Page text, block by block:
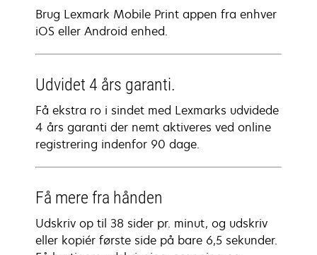
Brug Lexmark Mobile Print appen fra enhver
iOS eller Android enhed.
Udvidet 4 års garanti.
Få ekstra ro i sindet med Lexmarks udvidede
4 års garanti der nemt aktiveres ved online
registrering indenfor 90 dage.
Få mere fra hånden
Udskriv op til 38 sider pr. minut, og udskriv
eller kopiér første side på bare 6,5 sekunder.